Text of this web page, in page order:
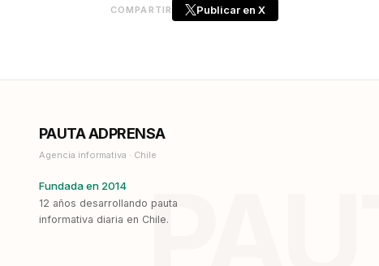
COMPARTIR Publicar en X
PAUTA ADPRENSA
Agencia informativa · Chile
Fundada en 2014
12 años desarrollando pauta
informativa diaria en Chile.